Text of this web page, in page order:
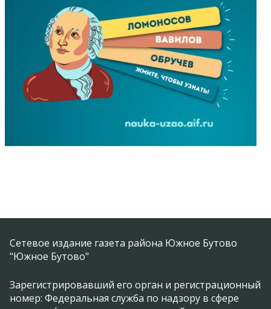
Сетевое издание газета района Южное Бутово
"Южное Бутово"
Зарегистрировавший его орган и регистрационный
номер: Федеральная служба по надзору в сфере